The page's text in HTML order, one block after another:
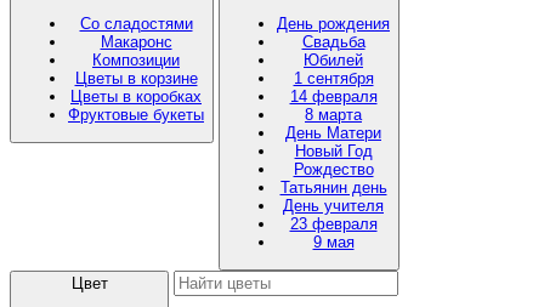
Со сладостями
Макаронс
Композиции
Цветы в корзине
Цветы в коробках
Фруктовые букеты
День рождения
Свадьба
Юбилей
1 сентября
14 февраля
8 марта
День Матери
Новый Год
Рождество
Татьянин день
День учителя
23 февраля
9 мая
Цвет